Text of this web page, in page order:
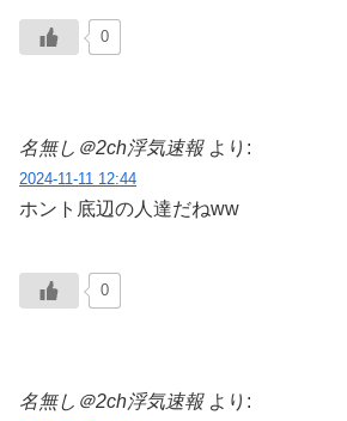
0
名無し＠2ch浮気速報 より:
2024-11-11 12:44
ホント底辺の人達だねww
0
名無し＠2ch浮気速報 より: